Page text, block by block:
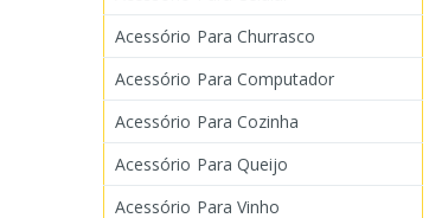
Acessório Para Churrasco
Acessório Para Computador
Acessório Para Cozinha
Acessório Para Queijo
Acessório Para Vinho